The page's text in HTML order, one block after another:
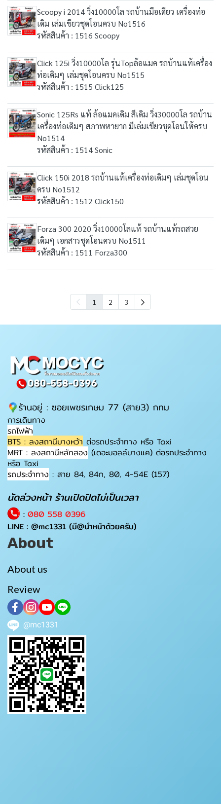
Scoopy i 2014 วิ่ง10000โล รถบ้านมือเดียว เครื่องท่อ
เดิม เล่มเขียวชุดโอนครบ No1516
รหัสสินค้า : 1516 Scoopy
Click 125i วิ่ง10000โล รุ่นTopล้อแมค รถบ้านแท้เครื่อง
ท่อเดิมๆ เล่มชุดโอนครบ No1515
รหัสสินค้า : 1515 Click125
Sonic 125Rs แท้ ล้อแมคเดิม สีเดิม วิ่ง30000โล รถบ้าน
เครื่องท่อเดิมๆ สภาพหายาก มีเล่มเขียวชุดโอนให้ครบ
No1514
รหัสสินค้า : 1514 Sonic
Click 150i 2018 รถบ้านแท้เครื่องท่อเดิมๆ เล่มชุดโอน
ครบ No1512
รหัสสินค้า : 1512 Click150
Forza 300 2020 วิ่ง10000โลแท้ รถบ้านแท้รถสวย
เดิมๆ เอกสารชุดโอนครบ No1511
รหัสสินค้า : 1511 Forza300
1 2 3
ร้านอยู่ : ซอยเพชรเกษม 77 (สาย3) กทม
การเดินทาง
รถไฟฟ้า
BTS : ลงสถานีบางหว้า ต่อรถประจำทาง หรือ Taxi
MRT : ลงสถานีหลักสอง (เดอะมอลล์บางแค) ต่อรถประจำทาง
หรือ Taxi
รถประจำทาง : สาย 84, 84ก, 80, 4-54E (157)
นัดล่วงหน้า ร้านเปิดปิดไม่เป็นเวลา
: 080 558 0396
LINE : @mc1331 (มี@นำหน้าด้วยครับ)
About
About us
Review
@mc1331